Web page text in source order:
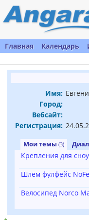
Главная Календарь
Имя:
Город:
Вебсайт:
Регистрация:
Мои темы (3)
Крепления для
Шлем фулфейс
Велосипед Norco